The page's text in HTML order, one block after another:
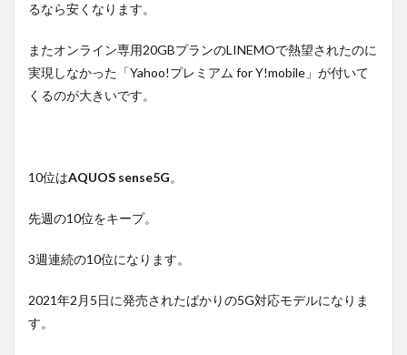
るなら安くなります。
またオンライン専用20GBプランのLINEMOで熱望されたのに
実現しなかった「Yahoo!プレミアム for Y!mobile」が付いて
くるのが大きいです。
10位はAQUOS sense5G。
先週の10位をキープ。
3週連続の10位になります。
2021年2月5日に発売されたばかりの5G対応モデルになりま
す。